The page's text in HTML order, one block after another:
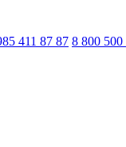
411 87 87 8 800 500